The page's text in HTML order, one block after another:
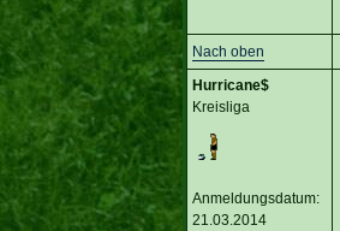
Nach oben
Hurricane$
Kreisliga
Anmeldungsdatum:
21.03.2014